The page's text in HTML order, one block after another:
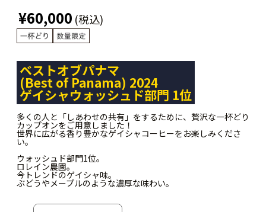
¥60,000 (税込)
ベストオブパナマ
(Best of Panama) 2024
ゲイシャウォッシュド部門 1位
多くの人と「しあわせの共有」をするために、贅沢な一杯どり
カップオンをご用意しました！
世界に広がる香り豊かなゲイシャコーヒーをお楽しみくださ
い。
ウォッシュド部門1位。
ロレイン農園。
今トレンドのゲイシャ味。
ぶどうやメープルのような濃厚な味わい。